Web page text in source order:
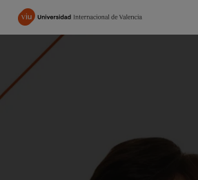
Pasar
contenido
principal